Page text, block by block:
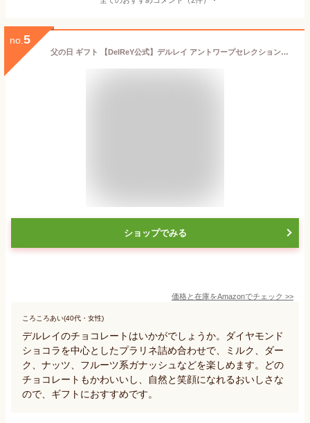
no. 5
父の日 ギフト 【DelReY公式】デルレイ アントワープセレクションBOX 8個入｜ベルギーチョコレート 高級 詰め合わせ 手提げ袋付き
ショップでみる
価格と在庫をAmazonでチェック >>
ころころあい(40代・女性)
デルレイのチョコレートはいかがでしょうか。ダイヤモンド
ショコラを中心としたプラリネ詰め合わせで、ミルク、ダー
ク、ナッツ、フルーツ系ガナッシュなどを楽しめます。どの
チョコレートもかわいいし、自然と笑顔になれるおいしさな
ので、ギフトにおすすめです。